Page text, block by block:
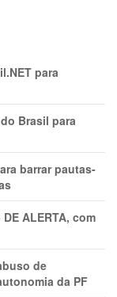
para
Brasil para
barrar pautas-
ALERTA, com
de
da PF